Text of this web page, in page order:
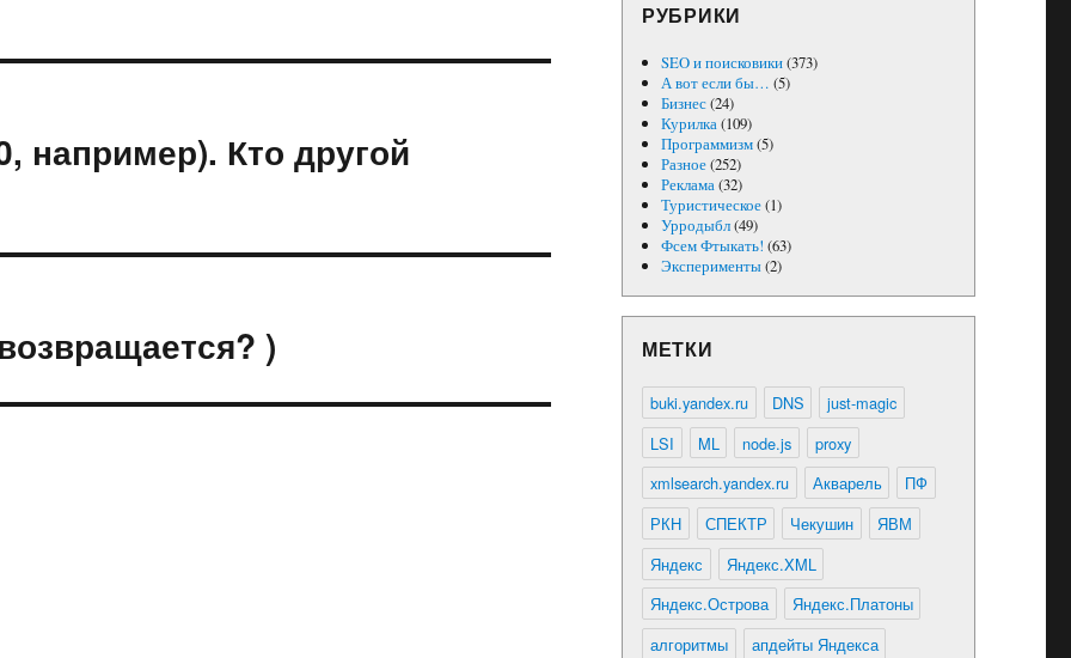
например). Кто другой
)
РУБРИКИ
SEO и поисковики(373)
А вот если бы… (5)
Бизнес(24)
Курилка(109)
Программизм(5)
Разное(252)
Реклама(32)
Туристическое(1)
Урродыбл(49)
Фсем Фтыкать! (63)
Эксперименты(2)
МЕТКИ
buki.yandex.ru DNS
just-magic
LSI
ML node.js
proxy
xmlsearch.yandex.ru
Акварель
ПФ
РКН
СПЕКТР Чекушин
ЯВМ
Яндекс
Яндекс.XML
Яндекс.Острова
Яндекс.Платоны
алгоритмы
апдейты Яндекса